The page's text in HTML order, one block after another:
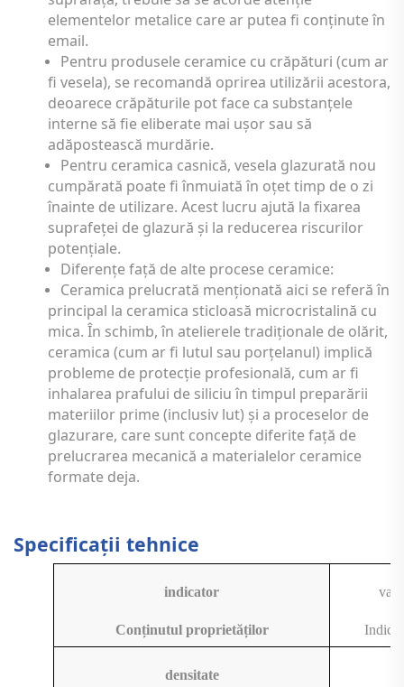
elementelor metalice care ar putea fi conținute în
email.
Pentru produsele ceramice cu crăpături (cum ar
fi vesela), se recomandă oprirea utilizării acestora,
deoarece crăpăturile pot face ca substanțele
interne să fie eliberate mai ușor sau să
adăpostească murdărie.
Pentru ceramica casnică, vesela glazurată nou
cumpărată poate fi înmuiată în oțet timp de o zi
înainte de utilizare. Acest lucru ajută la fixarea
suprafeței de glazură și la reducerea riscurilor
potențiale.
Diferențe față de alte procese ceramice:
Ceramica prelucrată menționată aici se referă în
principal la ceramica sticloasă microcristalină cu
mica. În schimb, în atelierele tradiționale de olărit,
ceramica (cum ar fi lutul sau porțelanul) implică
probleme de protecție profesională, cum ar fi
inhalarea prafului de siliciu în timpul preparării
materiilor prime (inclusiv lut) și a proceselor de
glazurare, care sunt concepte diferite față de
prelucrarea mecanică a materialelor ceramice
formate deja.
Specificații tehnice
indicator
Conținutul proprietăților
densitate